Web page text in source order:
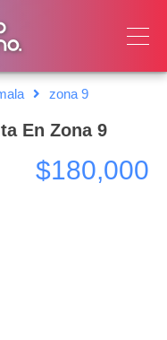
zona 9
En Zona 9
$180,000